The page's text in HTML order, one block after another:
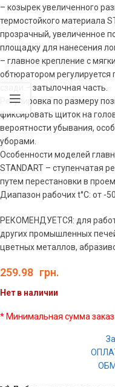
– козырек увеличенного
термостойкого материала
прозрачный, увеличенное
площадку для нанесения
– главное крепление с
обтюратором регулируется
сзади – затылочная часть.
Регулировка по размеру
фиксировать щиток на
вероятности убывания,
уборами.
Особенности моделей
STANDART – ступенчатая
путем перестановки в
Диапазон рабочих t°C: от -
РЕКОМЕНДУЕТСЯ: для
других промышленных
цветных металлов,
259.98 грн.
Нет в наличии
* Минимальная сумма